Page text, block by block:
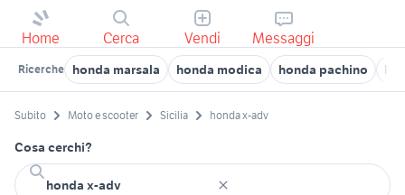
Home Cerca Vendi Messaggi
Ricerche honda marsala honda modica honda pachino
Subito Moto e scooter Sicilia honda x-adv
Cosa cerchi?